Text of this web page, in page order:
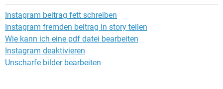
Instagram beitrag fett schreiben
Instagram fremden beitrag in story teilen
Wie kann ich eine pdf datei bearbeiten
Instagram deaktivieren
Unscharfe bilder bearbeiten